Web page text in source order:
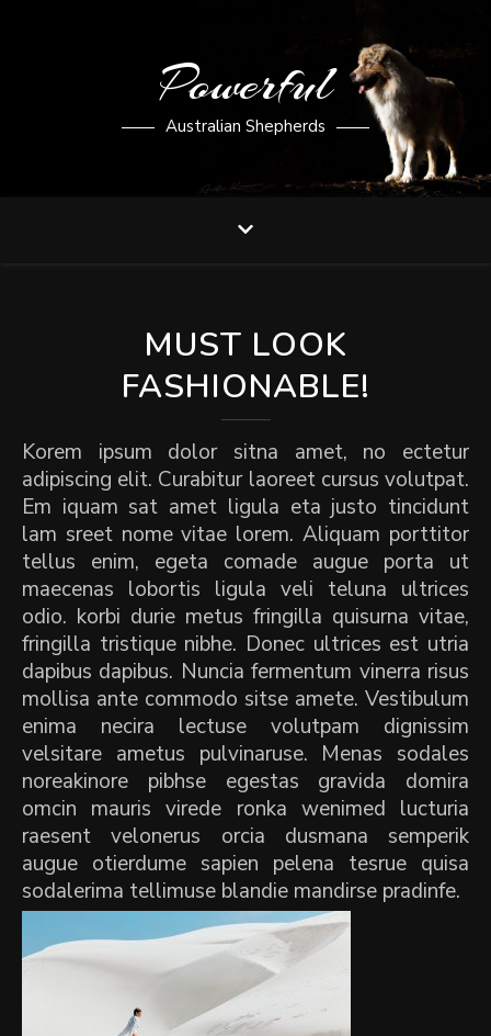
Powerful
Australian Shepherds
MUST LOOK
FASHIONABLE!
Korem ipsum dolor sitna amet, no ectetur
adipiscing elit. Curabitur laoreet cursus volutpat.
Em iquam sat amet ligula eta justo tincidunt
lam sreet nome vitae lorem. Aliquam porttitor
tellus enim, egeta comade augue porta ut
maecenas lobortis ligula veli teluna ultrices
odio. korbi durie metus fringilla quisurna vitae,
fringilla tristique nibhe. Donec ultrices est utria
dapibus dapibus. Nuncia fermentum vinerra risus
mollisa ante commodo sitse amete. Vestibulum
enima necira lectuse volutpam dignissim
velsitare ametus pulvinaruse. Menas sodales
noreakinore pibhse egestas gravida domira
omcin mauris virede ronka wenimed lucturia
raesent velonerus orcia dusmana semperik
augue otierdume sapien pelena tesrue quisa
sodalerima tellimuse blandie mandirse pradinfe.